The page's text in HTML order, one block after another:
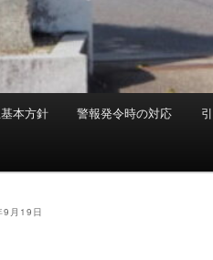
本方針 警報発令時の対応
月19日